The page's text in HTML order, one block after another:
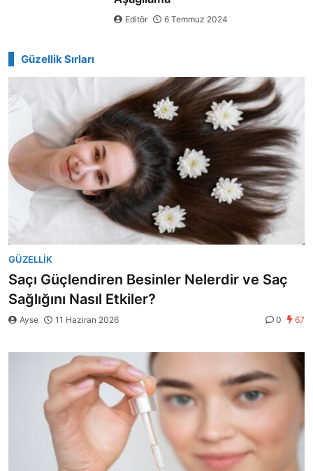
Editör 6 Temmuz 2024
Güzellik Sırları
GÜZELLIK
Saçı Güçlendiren Besinler Nelerdir ve Saç
Sağlığını Nasıl Etkiler?
Ayse 11 Haziran 2026 0 67